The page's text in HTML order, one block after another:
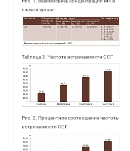
слезе и крови
Таблица 3. Частота встречаемости ССГ
Рис. 2. Процентное соотношение частоты
встречаемости ССГ